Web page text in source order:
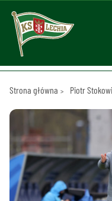
Strona główna Piotr